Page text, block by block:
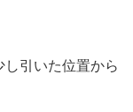
引いた位置から